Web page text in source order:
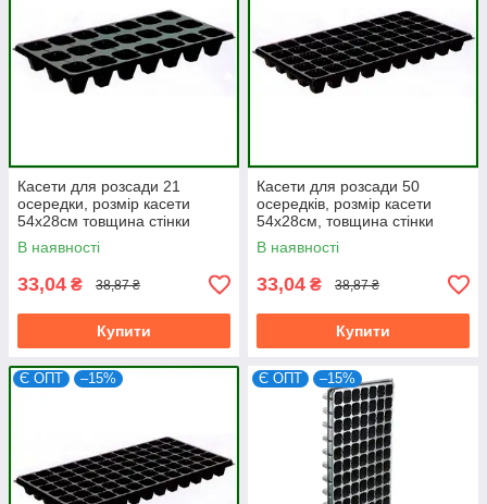
Касети для розсади 21
осередки, розмір касети
54х28см товщина стінки
0,7мм (мін. замовлення
15шт)
В наявності
33,04 ₴ 38,87 ₴
Купити
Касети для розсади 50
осередків, розмір касети
54х28см, товщина стінки
0,7мм (мін. замовлення
15шт)
В наявності
33,04 ₴ 38,87 ₴
Купити
Є ОПТ –15% Є ОПТ –15%